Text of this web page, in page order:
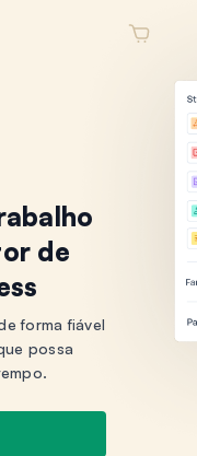
de
forma fiável
possa